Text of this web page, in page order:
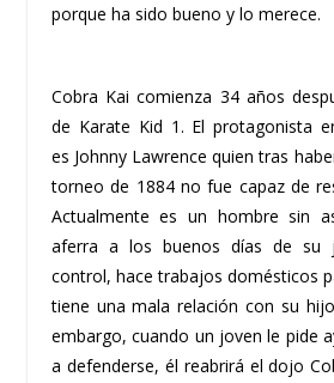
porque ha sido bueno y lo merece.
Cobra Kai comienza 34 años
de Karate Kid 1. El protagonista
es Johnny Lawrence quien tras
torneo de 1884 no fue capaz de
Actualmente es un hombre sin
aferra a los buenos días de su
control, hace trabajos domésticos
tiene una mala relación con su
embargo, cuando un joven le pide
a defenderse, él reabrirá el dojo